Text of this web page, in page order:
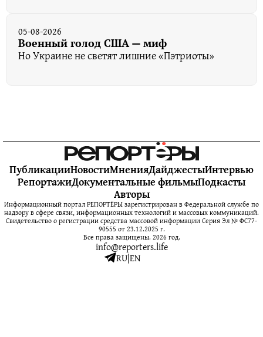
05-08-2026
Военный голод США — миф
Но Украине не светят лишние «Пэтриоты»
ПубликацииНовостиМненияДайджестыИнтервью
РепортажиДокументальные фильмыПодкасты
Авторы
Информационный портал РЕПОРТЁРЫ зарегистрирован в Федеральной службе по
надзору в сфере связи, информационных технологий и массовых коммуникаций.
Свидетельство о регистрации средства массовой информации Серия Эл № ФС77-
90555 от 23.12.2025 г.
Все права защищены. 2026 год.
info@reporters.life
RU|EN